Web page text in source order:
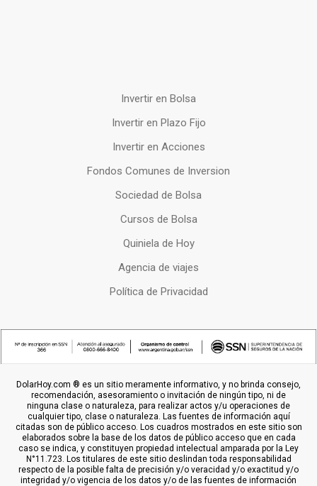
Invertir en Bolsa
Invertir en Plazo Fijo
Invertir en Acciones
Fondos Comunes de Inversion
Sociedad de Bolsa
Cursos de Bolsa
Quiniela de Hoy
Agencia de viajes
Política de Privacidad
DolarHoy.com ® es un sitio meramente informativo, y no brinda consejo,
recomendación, asesoramiento o invitación de ningún tipo, ni de
ninguna clase o naturaleza, para realizar actos y/u operaciones de
cualquier tipo, clase o naturaleza. Las fuentes de información aquí
citadas son de público acceso. Los cuadros mostrados en este sitio son
elaborados sobre la base de los datos de público acceso que en cada
caso se indica, y constituyen propiedad intelectual amparada por la Ley
N°11.723. Los titulares de este sitio deslindan toda responsabilidad
respecto de la posible falta de precisión y/o veracidad y/o exactitud y/o
integridad y/o vigencia de los datos y/o de las fuentes de información